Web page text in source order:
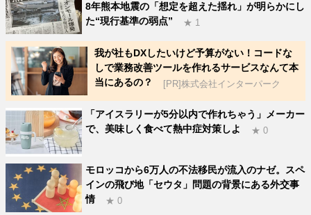
8年熊本地震の「想定を超えた揺れ」が明らかにし
た“現行基準の弱点”
★ 1
我が社もDXしたいけど予算がない！コードな
しで業務改善ツールを作れるサービスなんて本
当にあるの？
[PR]株式会社インターパーク
「アイスラリーが5分以内で作れちゃう」メーカー
で、美味しく食べて熱中症対策しよ
★ 0
モロッコから6万人の不法移民が流入のナゼ。スペ
インの飛び地「セウタ」問題の背景にある外交事
情
★ 0